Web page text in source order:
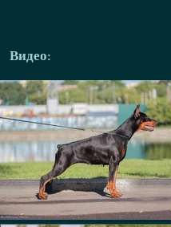
Видео: